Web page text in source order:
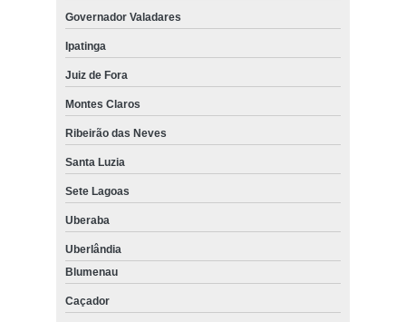
Governador Valadares
Ipatinga
Juiz de Fora
Montes Claros
Ribeirão das Neves
Santa Luzia
Sete Lagoas
Uberaba
Uberlândia
Blumenau
Caçador